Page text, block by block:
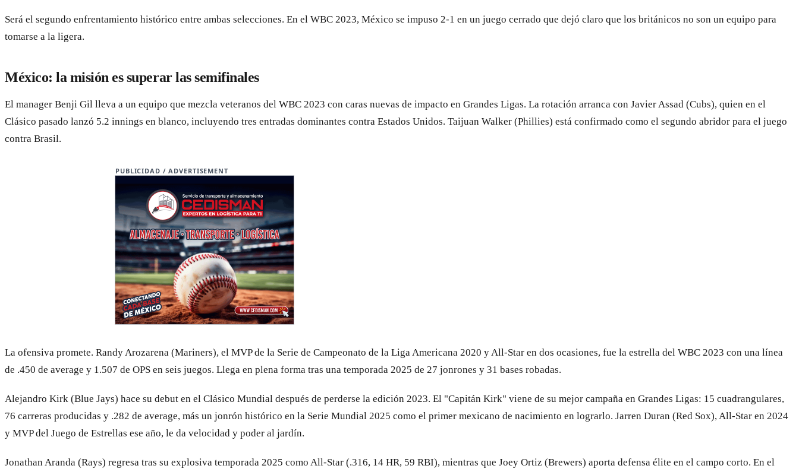
Será el segundo enfrentamiento histórico entre ambas selecciones. En el WBC 2023, México se impuso 2-1 en un juego cerrado que dejó claro que los británicos no son un equipo para
tomarse a la ligera.
México: la misión es superar las semifinales
El manager Benji Gil lleva a un equipo que mezcla veteranos del WBC 2023 con caras nuevas de impacto en Grandes Ligas. La rotación arranca con Javier Assad (Cubs), quien en el
Clásico pasado lanzó 5.2 innings en blanco, incluyendo tres entradas dominantes contra Estados Unidos. Taijuan Walker (Phillies) está confirmado como el segundo abridor para el juego
contra Brasil.
PUBLICIDAD / ADVERTISEMENT
La ofensiva promete. Randy Arozarena (Mariners), el MVP de la Serie de Campeonato de la Liga Americana 2020 y All-Star en dos ocasiones, fue la estrella del WBC 2023 con una línea
de .450 de average y 1.507 de OPS en seis juegos. Llega en plena forma tras una temporada 2025 de 27 jonrones y 31 bases robadas.
Alejandro Kirk (Blue Jays) hace su debut en el Clásico Mundial después de perderse la edición 2023. El "Capitán Kirk" viene de su mejor campaña en Grandes Ligas: 15 cuadrangulares,
76 carreras producidas y .282 de average, más un jonrón histórico en la Serie Mundial 2025 como el primer mexicano de nacimiento en lograrlo. Jarren Duran (Red Sox), All-Star en 2024
y MVP del Juego de Estrellas ese año, le da velocidad y poder al jardín.
Jonathan Aranda (Rays) regresa tras su explosiva temporada 2025 como All-Star (.316, 14 HR, 59 RBI), mientras que Joey Ortiz (Brewers) aporta defensa élite en el campo corto. En el